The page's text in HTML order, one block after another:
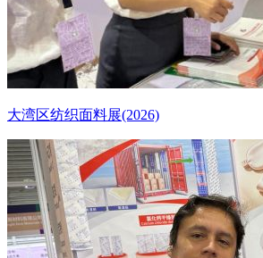
大湾区纺织面料展(2026)